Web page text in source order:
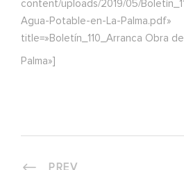
content/uploads/2019/05/
Agua-Potable-en-La-Palma.pdf»
title=»Boletín_110_Arranca Obra
Palma»]
PREV